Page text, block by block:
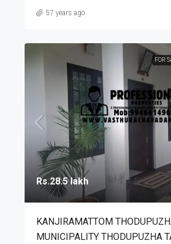
57 years ago
FOR
Rs.28.5 lakh
KANJIRAMATTOM
MUNICIPALITY THODUPUZHA